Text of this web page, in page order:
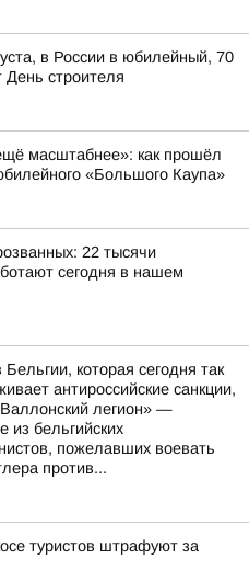
в России в юбилейный, 70
День строителя
масштабнее»: как прошёл
«Большого Каупа»
22 тысячи
сегодня в нашем
которая сегодня так
антироссийские санкции,
легион» —
из бельгийских
пожелавших воевать
против...
туристов штрафуют за